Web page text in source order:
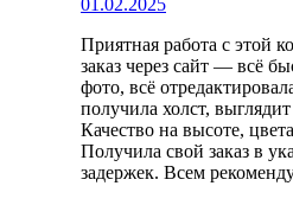
Приятная работа с этой
заказ через сайт — всё
фото, всё
получила холст,
Качество на высоте,
Получила свой заказ в
задержек. Всем